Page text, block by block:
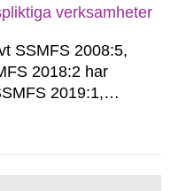
verksamheter
SSMFS 2008:5,
2018:2 har
2019:1,